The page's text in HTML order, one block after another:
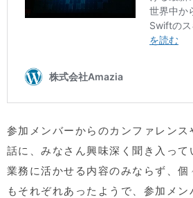
参加メンバーからのカンファレンス
話に、みなさん興味深く聞き入って
業務に活かせる内容のみならず、個
もそれぞれあったようで、参加メン